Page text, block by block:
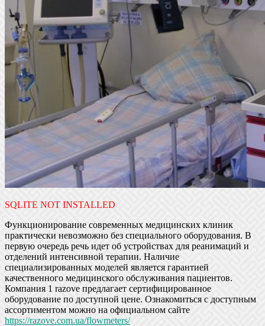
SQLITE NOT INSTALLED
Функционирование современных медицинских клиник
практически невозможно без специального оборудования. В
первую очередь речь идет об устройствах для реанимаций и
отделений интенсивной терапии. Наличие
специализированных моделей является гарантией
качественного медицинского обслуживания пациентов.
Компания 1 razove предлагает сертифицированное
оборудование по доступной цене. Ознакомиться с доступным
ассортиментом можно на официальном сайте
https://razove.com.ua/flowmeters/